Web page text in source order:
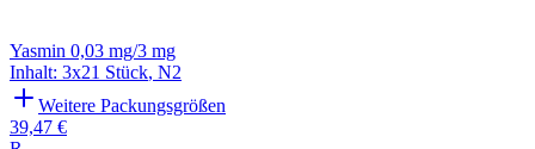
Yasmin 0,03 mg/3 mg
Inhalt: 3x21 Stück, N2
Weitere Packungsgrößen
39,47 €